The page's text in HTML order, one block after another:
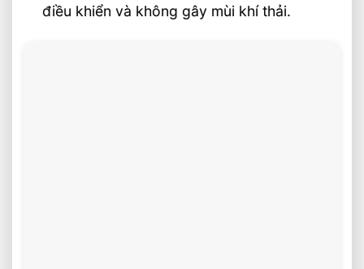
điều khiển và không gây mùi khí thải.